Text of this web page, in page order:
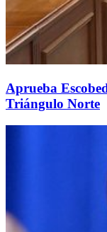
Aprueba
Triángulo Norte